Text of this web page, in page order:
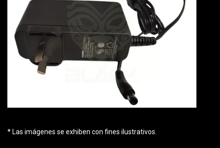
* Las imágenes se exhiben con fines ilustrativos.